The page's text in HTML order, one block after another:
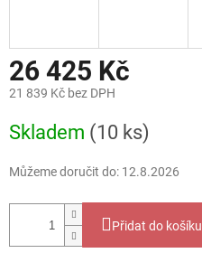
26 425 Kč
21 839 Kč bez DPH
cena:
Skladem (10 ks)
Můžeme doručit do: 12.8.2026
Přidat do košíku